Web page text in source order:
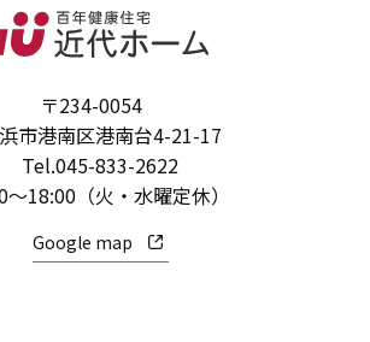
〒234-0054
市港南区港南台4-21-17
Tel.045-833-2622
～18:00（火・水曜定休）
Google map